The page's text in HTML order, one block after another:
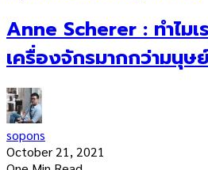
Anne Scherer : ทำไม
เครื่องจักรมากกว่ามนุ
sopons
October 21, 2021